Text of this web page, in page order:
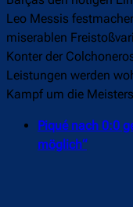
Leo Messis
miserablen
Konter der
Leistungen werden
Kampf um die
Piqué nach 0:0
möglich“